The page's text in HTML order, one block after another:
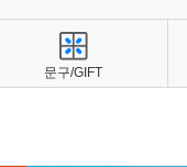
문구/GIFT